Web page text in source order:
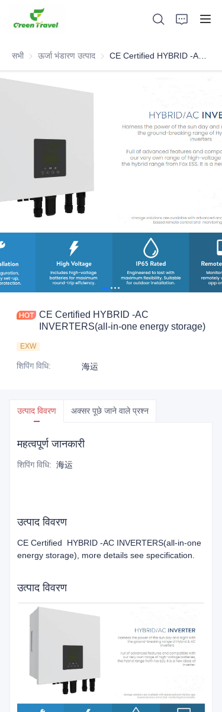
सभी ऊर्जा भंडारण उत्पाद ऊर्जा भंडारण उत्पाद
CE Certified HYBRID -AC
INVERTERS(all-in-one energy storage)
EXW
शिपिंग विधि: 海运
उत्पाद विवरण अक्सर पूछे जाने वाले प्रश्न
महत्वपूर्ण जानकारी
शिपिंग विधि: 海运
उत्पाद विवरण
CE Certified HYBRID -AC INVERTERS(all-in-one
energy storage), more details see specification.
उत्पाद विवरण
समाचार और सहयोग मामले